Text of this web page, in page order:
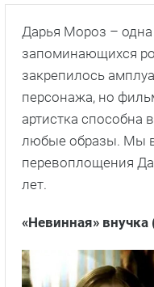
Дарья Мороз –
запоминающихся
закрепилось
персонажа, но
артистка способна
любые образы. Мы
перевоплощения
лет.
«Невинная» внучка